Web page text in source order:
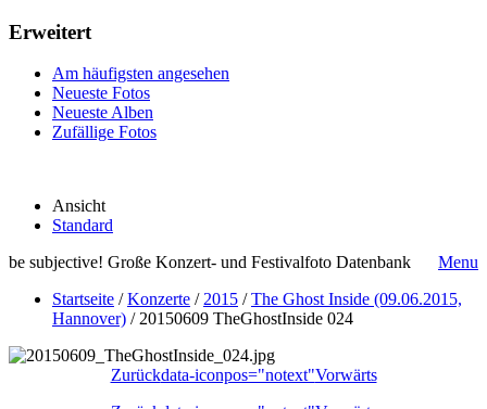
Erweitert
Am häufigsten angesehen
Neueste Fotos
Neueste Alben
Zufällige Fotos
Ansicht
Standard
be subjective! Große Konzert- und Festivalfoto Datenbank
Menu
Startseite /Konzerte / 2015 /The Ghost Inside (09.06.2015,
Hannover) / 20150609 TheGhostInside 024
Zurückdata-iconpos="notext"Vorwärts